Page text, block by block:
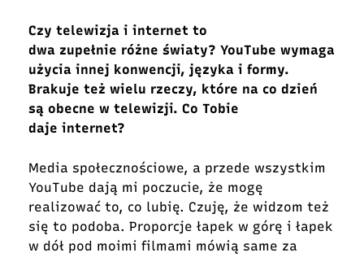
Czy telewizja i internet to
dwa zupełnie różne światy? YouTube wymaga
użycia innej konwencji, języka i formy.
Brakuje też wielu rzeczy, które na co dzień
są obecne w telewizji. Co Tobie
daje internet?
Media społecznościowe, a przede wszystkim
YouTube dają mi poczucie, że mogę
realizować to, co lubię. Czuję, że widzom też
się to podoba. Proporcje łapek w górę i łapek
w dół pod moimi filmami mówią same za